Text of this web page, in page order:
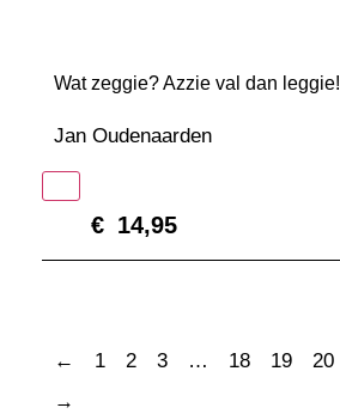
Wat zeggie? Azzie val dan leggie!
Jan Oudenaarden
€ 14,95
← 1 2 3 … 18 19 20
→